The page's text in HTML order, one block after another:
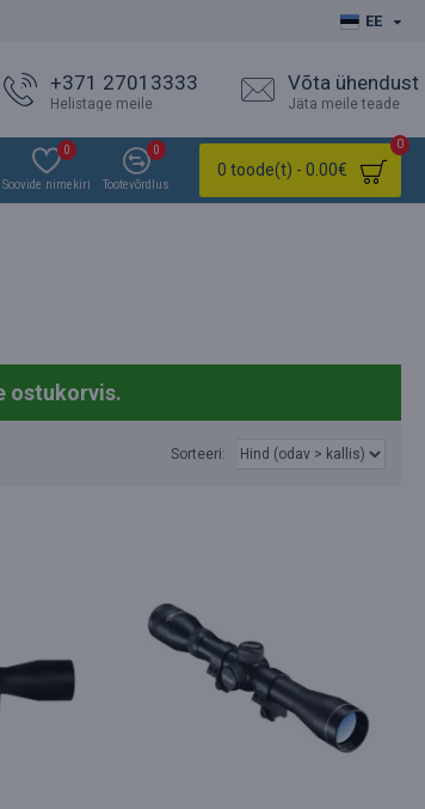
EE
+371 27013333
Helistage meile
Võta ühendust
Jäta meile teade
Soovide nimekiri
0
Tootevõrdlus
0
0 toode(t) - 0.00€
0
ostukorvis.
Sorteeri: